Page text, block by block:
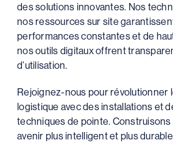
des solutions innovantes. Nos
nos ressources sur site
performances constantes et de
nos outils digitaux offrent
d’utilisation.
Rejoignez-nous pour révolutionner
logistique avec des installations et
techniques de pointe. Construisons
avenir plus intelligent et plus